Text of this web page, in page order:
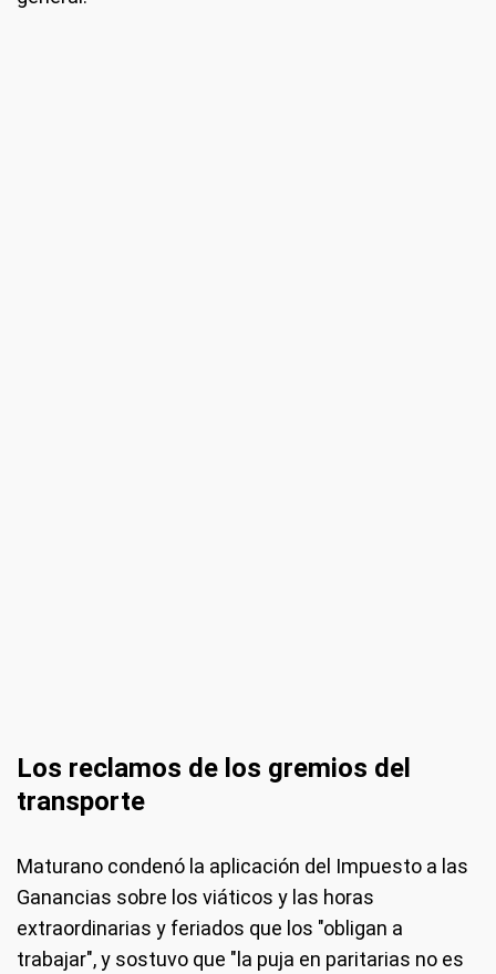
Los reclamos de los gremios del
transporte
Maturano condenó la aplicación del Impuesto a las
Ganancias sobre los viáticos y las horas
extraordinarias y feriados que los "obligan a
trabajar", y sostuvo que "la puja en paritarias no es